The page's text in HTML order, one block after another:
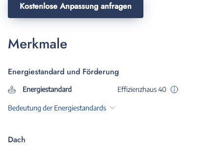
Kostenlose Anpassung anfragen
Merkmale
Energiestandard und Förderung
Energiestandard Effizienzhaus 40
Bedeutung der Energiestandards
Dach